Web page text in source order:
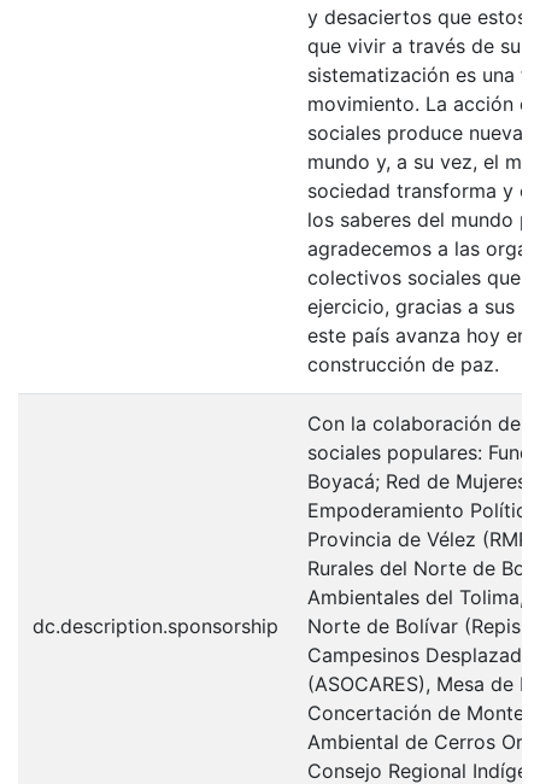
y desaciertos que estos
que vivir a través de su
sistematización es una
movimiento. La acción
sociales produce
mundo y, a su vez, el
sociedad transforma y
los saberes del mundo
agradecemos a las
colectivos sociales que
ejercicio, gracias a sus
este país avanza hoy en
construcción de paz.
dc.description.sponsorship
Con la colaboración de
sociales populares:
Boyacá; Red de Mujeres
Empoderamiento
Provincia de Vélez
Rurales del Norte de
Ambientales del Tolima,
Norte de Bolívar
Campesinos
(ASOCARES), Mesa de
Concertación de Montes
Ambiental de Cerros
Consejo Regional